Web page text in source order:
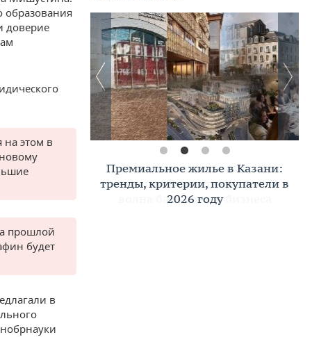
доверие
на этом в
прошлой
будет
в
Премиальное жилье в Казани:
тренды, критерии, покупатели в
2026 году